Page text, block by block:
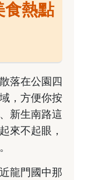
食熱點
落在公園四
，方便你按
新生南路這
來不起眼，
龍門國中那